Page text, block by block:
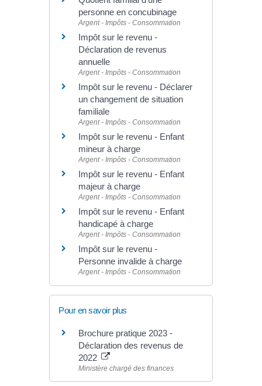
personne en concubinage
Argent - Impôts - Consommation
Impôt sur le revenu -
Déclaration de revenus
annuelle
Argent - Impôts - Consommation
Impôt sur le revenu - Déclarer
un changement de situation
familiale
Argent - Impôts - Consommation
Impôt sur le revenu - Enfant
mineur à charge
Argent - Impôts - Consommation
Impôt sur le revenu - Enfant
majeur à charge
Argent - Impôts - Consommation
Impôt sur le revenu - Enfant
handicapé à charge
Argent - Impôts - Consommation
Impôt sur le revenu -
Personne invalide à charge
Argent - Impôts - Consommation
Pour en savoir plus
Brochure pratique 2023 -
Déclaration des revenus de
2022
Ministère chargé des finances